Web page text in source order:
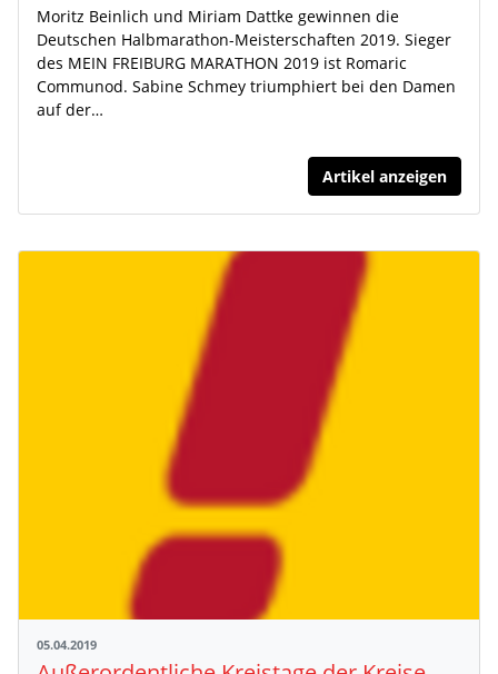
Moritz Beinlich und Miriam Dattke gewinnen die
Deutschen Halbmarathon-Meisterschaften 2019. Sieger
des MEIN FREIBURG MARATHON 2019 ist Romaric
Communod. Sabine Schmey triumphiert bei den Damen
auf der…
Artikel anzeigen
05.04.2019